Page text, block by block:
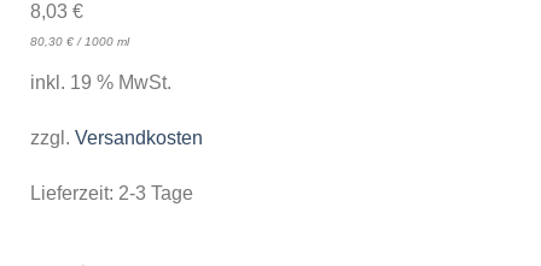
8,03 €
80,30 €/ 1000 ml
inkl. 19 % MwSt.
zzgl. Versandkosten
Lieferzeit: 2-3 Tage